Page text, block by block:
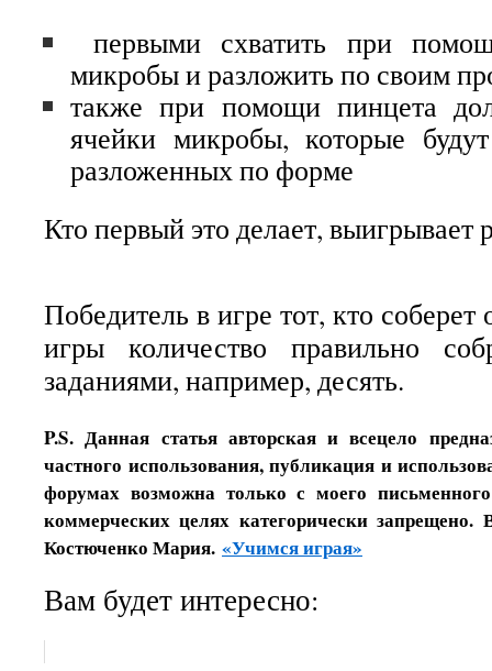
первыми схватить при
микробы и разложить по своим
также при помощи пинцета
ячейки микробы, которые
разложенных по форме
Кто первый это делает, выигрывает
Победитель в игре тот, кто соберет
игры количество правильно
заданиями, например, десять.
P.S. Данная статья авторская и всецело
частного использования, публикация и
форумах возможна только с моего
коммерческих целях категорически
Костюченко Мария. «Учимся играя»
Вам будет интересно: